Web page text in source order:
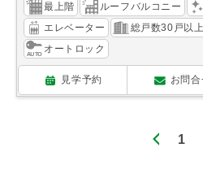
最上階 ルーフバルコニー
エレベーター
総戸数30戸以上
オートロック
見学予約 お問合
1